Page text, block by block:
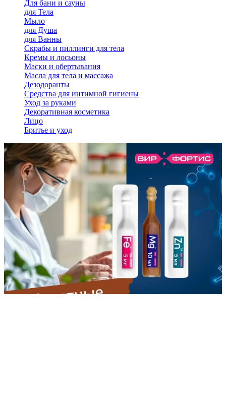
Для бани и сауны
для Тела
Мыло
для Душа
для Ванны
Скрабы и пиллинги для тела
Кремы и лосьоны
Маски и обертывания
Масла для тела и массажа
Дезодоранты
Средства для интимной гигиены
Уход за руками
Декоративная косметика
Лицо
Бритье и уход